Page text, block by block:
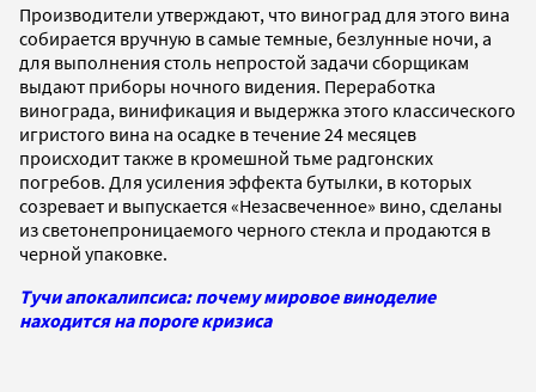
Производители утверждают, что виноград для этого вина
собирается вручную в самые темные, безлунные ночи, а
для выполнения столь непростой задачи сборщикам
выдают приборы ночного видения. Переработка
винограда, винификация и выдержка этого классического
игристого вина на осадке в течение 24 месяцев
происходит также в кромешной тьме радгонских
погребов. Для усиления эффекта бутылки, в которых
созревает и выпускается «Незасвеченное» вино, сделаны
из светонепроницаемого черного стекла и продаются в
черной упаковке.
Тучи апокалипсиса: почему мировое виноделие
находится на пороге кризиса